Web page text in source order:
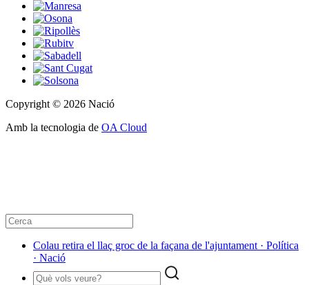
Copyright © 2026 Nació
Amb la tecnologia de OA Cloud
Colau retira el llaç groc de la façana de l'ajuntament · Política
· Nació